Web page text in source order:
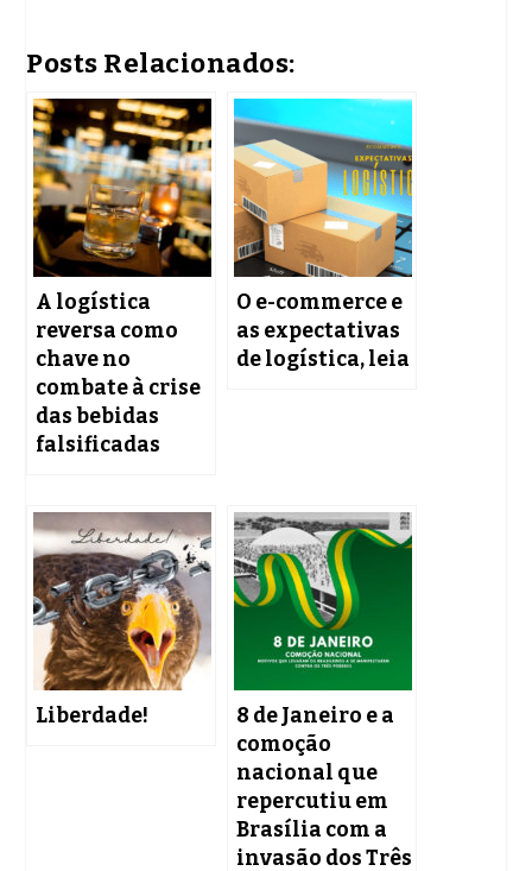
Posts Relacionados:
A logística
reversa como
chave no
combate à crise
das bebidas
falsificadas
O e-commerce e
as expectativas
de logística, leia
Liberdade!
8 de Janeiro e a
comoção
nacional que
repercutiu em
Brasília com a
invasão dos Três